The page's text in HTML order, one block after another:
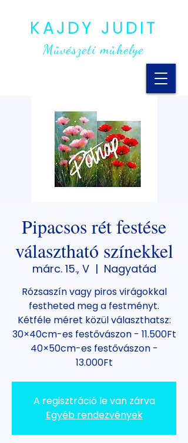
KAJDY JUDIT
Művészeti műhelye
Pipacsos rét festése
választható színekkel
márc. 15., V
  |
Nagyatád
Rózsaszín vagy piros virágokkal
festheted meg a festményt.
Kétféle méret közül választhatsz:
30×40cm-es festővászon - 11.500Ft
40×50cm-es festővászon -
13.000Ft
A regisztráció le van zárva
Egyéb rendezvények